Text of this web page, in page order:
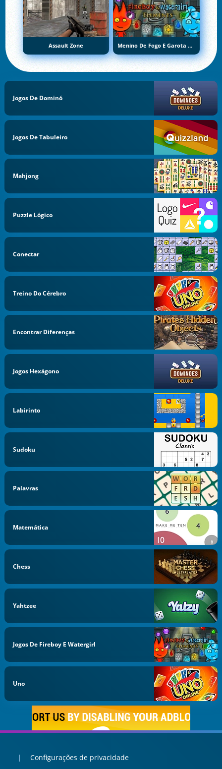
Assault Zone Menino De Fogo E Garota De Água 5: Elementos
Jogos De Dominó
Jogos De Tabuleiro
Mahjong
Puzzle Lógico
Conectar
Treino Do Cérebro
Encontrar Diferenças
Jogos Hexágono
Labirinto
Sudoku
Palavras
Matemática
Chess
Yahtzee
Jogos De Fireboy E Watergirl
Uno
Configurações de privacidade